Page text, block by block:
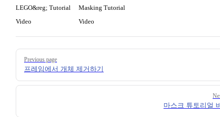
LEGO&reg; Tutorial
Video
Masking Tutorial
Video
Pager
Previous page
프레임에서 개체 제거하기
마스크 튜토리얼